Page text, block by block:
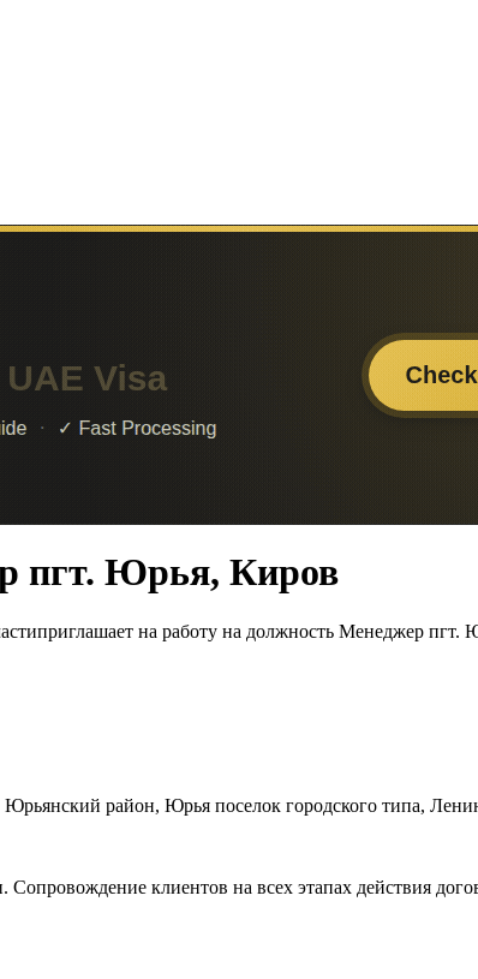
пгт. Юрья, Киров
на работу на должность Менеджер пгт.
Юрьянский район, Юрья поселок городского типа,
клиентов на всех этапах действия